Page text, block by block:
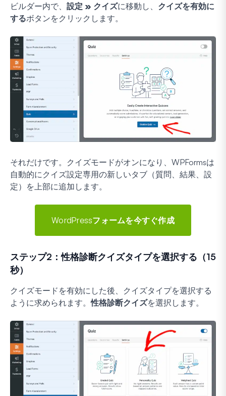
ビルダー内で、 設定 » クイズに移動し、 クイズを有効に
するボタンをクリックします。
それだけです。クイズモードがオンになり、WPFormsは
自動的にクイズ設定専用の新しいタブ（質問、結果、設
定）を上部に追加します。
WordPressフォームを今すぐ作成
ステップ2：性格診断クイズタイプを選択する（15
秒）
クイズモードを有効にした後、クイズタイプを選択する
ように求められます。性格診断クイズを選択します。